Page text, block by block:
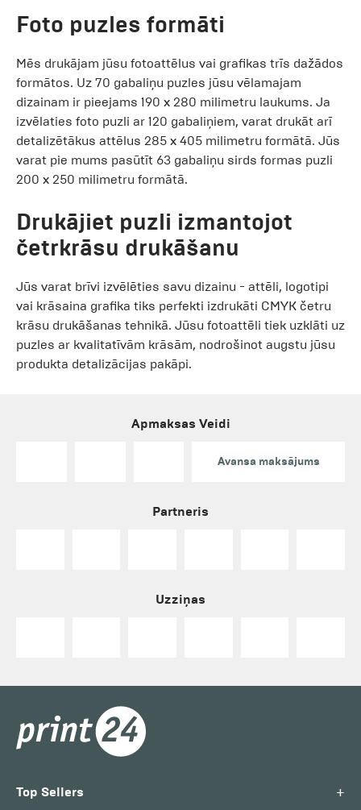
Foto puzles formāti
Mēs drukājam jūsu fotoattēlus vai grafikas trīs dažādos
formātos. Uz 70 gabaliņu puzles jūsu vēlamajam
dizainam ir pieejams 190 x 280 milimetru laukums. Ja
izvēlaties foto puzli ar 120 gabaliņiem, varat drukāt arī
detalizētākus attēlus 285 x 405 milimetru formātā. Jūs
varat pie mums pasūtīt 63 gabaliņu sirds formas puzli
200 x 250 milimetru formātā.
Drukājiet puzli izmantojot
četrkrāsu drukāšanu
Jūs varat brīvi izvēlēties savu dizainu - attēli, logotipi
vai krāsaina grafika tiks perfekti izdrukāti CMYK četru
krāsu drukāšanas tehnikā. Jūsu fotoattēli tiek uzklāti uz
puzles ar kvalitatīvām krāsām, nodrošinot augstu jūsu
produkta detalizācijas pakāpi.
Apmaksas Veidi
Avansa maksājums
Partneris
Uzziņas
Top Sellers +